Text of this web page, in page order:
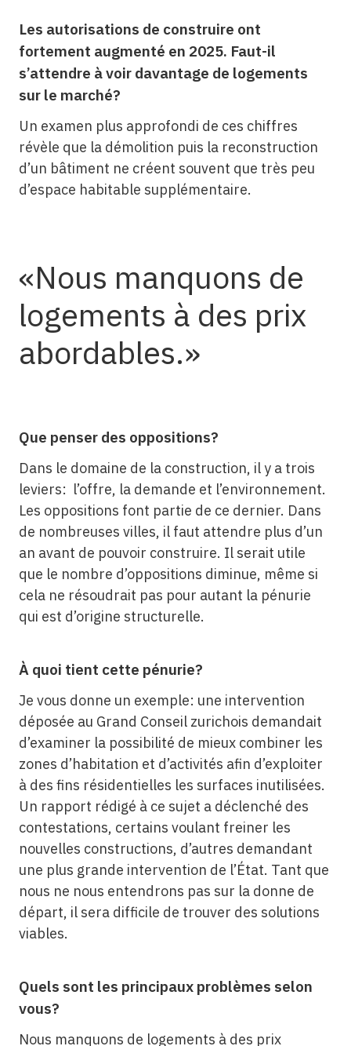
Les autorisations de construire ont
fortement augmenté en 2025. Faut-il
s’attendre à voir davantage de logements
sur le marché?
Un examen plus approfondi de ces chiffres
révèle que la démolition puis la reconstruction
d’un bâtiment ne créent souvent que très peu
d’espace habitable supplémentaire.
Nous manquons de
logements à des prix
abordables.
Que penser des oppositions?
Dans le domaine de la construction, il y a trois
leviers: l’offre, la demande et l’environnement.
Les oppositions font partie de ce dernier. Dans
de nombreuses villes, il faut attendre plus d’un
an avant de pouvoir construire. Il serait utile
que le nombre d’oppositions diminue, même si
cela ne résoudrait pas pour autant la pénurie
qui est d’origine structurelle.
À quoi tient cette pénurie?
Je vous donne un exemple: une intervention
déposée au Grand Conseil zurichois demandait
d’examiner la possibilité de mieux combiner les
zones d’habitation et d’activités afin d’exploiter
à des fins résidentielles les surfaces inutilisées.
Un rapport rédigé à ce sujet a déclenché des
contestations, certains voulant freiner les
nouvelles constructions, d’autres demandant
une plus grande intervention de l’État. Tant que
nous ne nous entendrons pas sur la donne de
départ, il sera difficile de trouver des solutions
viables.
Quels sont les principaux problèmes selon
vous?
Nous manquons de logements à des prix